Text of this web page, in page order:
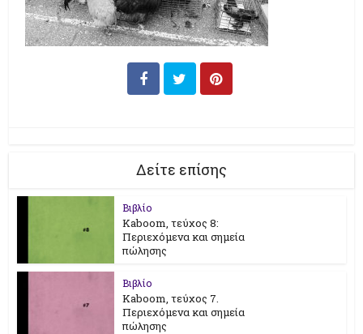
Δείτε επίσης
Βιβλίο
Kaboom, τεύχος 8:
Περιεχόμενα και σημεία
πώλησης
Βιβλίο
Kaboom, τεύχος 7.
Περιεχόμενα και σημεία
πώλησης